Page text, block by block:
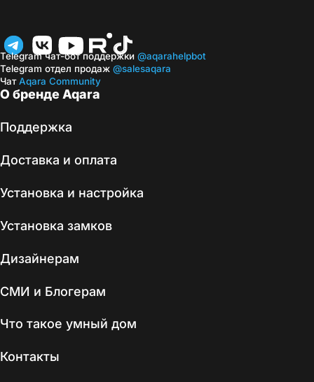
О бренде Aqara
Поддержка
Доставка и оплата
Установка и настройка
Установка замков
Дизайнерам
СМИ и Блогерам
Что такое умный дом
Контакты
Telegram чат-бот поддержки @aqarahelpbot
Telegram отдел продаж @salesaqara
ЧатAqara Community